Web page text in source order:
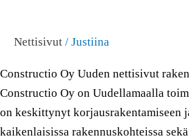
Nettisivut / Justiina
Constructio Oy Uuden nettisivut
Constructio Oy on Uudellamaalla
on keskittynyt korjausrakentamiseen
kaikenlaisissa rakennuskohteissa